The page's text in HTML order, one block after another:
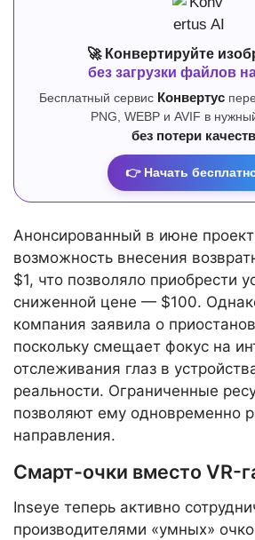
🚀 Конвертируйте
без загрузки файлов
Бесплатный сервис Конвертус
PNG, WEBP и AVIF в
без потери
👉 Начать
Анонсированный в июне
возможность внесения
$1, что позволяло приобрести
сниженной цене — $100.
компания заявила о
поскольку смещает фокус на
отслеживания глаз в
реальности. Ограниченные
позволяют ему одновременно
направления.
Смарт-очки вместо VR-
Inseye теперь активно
производителями «умных»